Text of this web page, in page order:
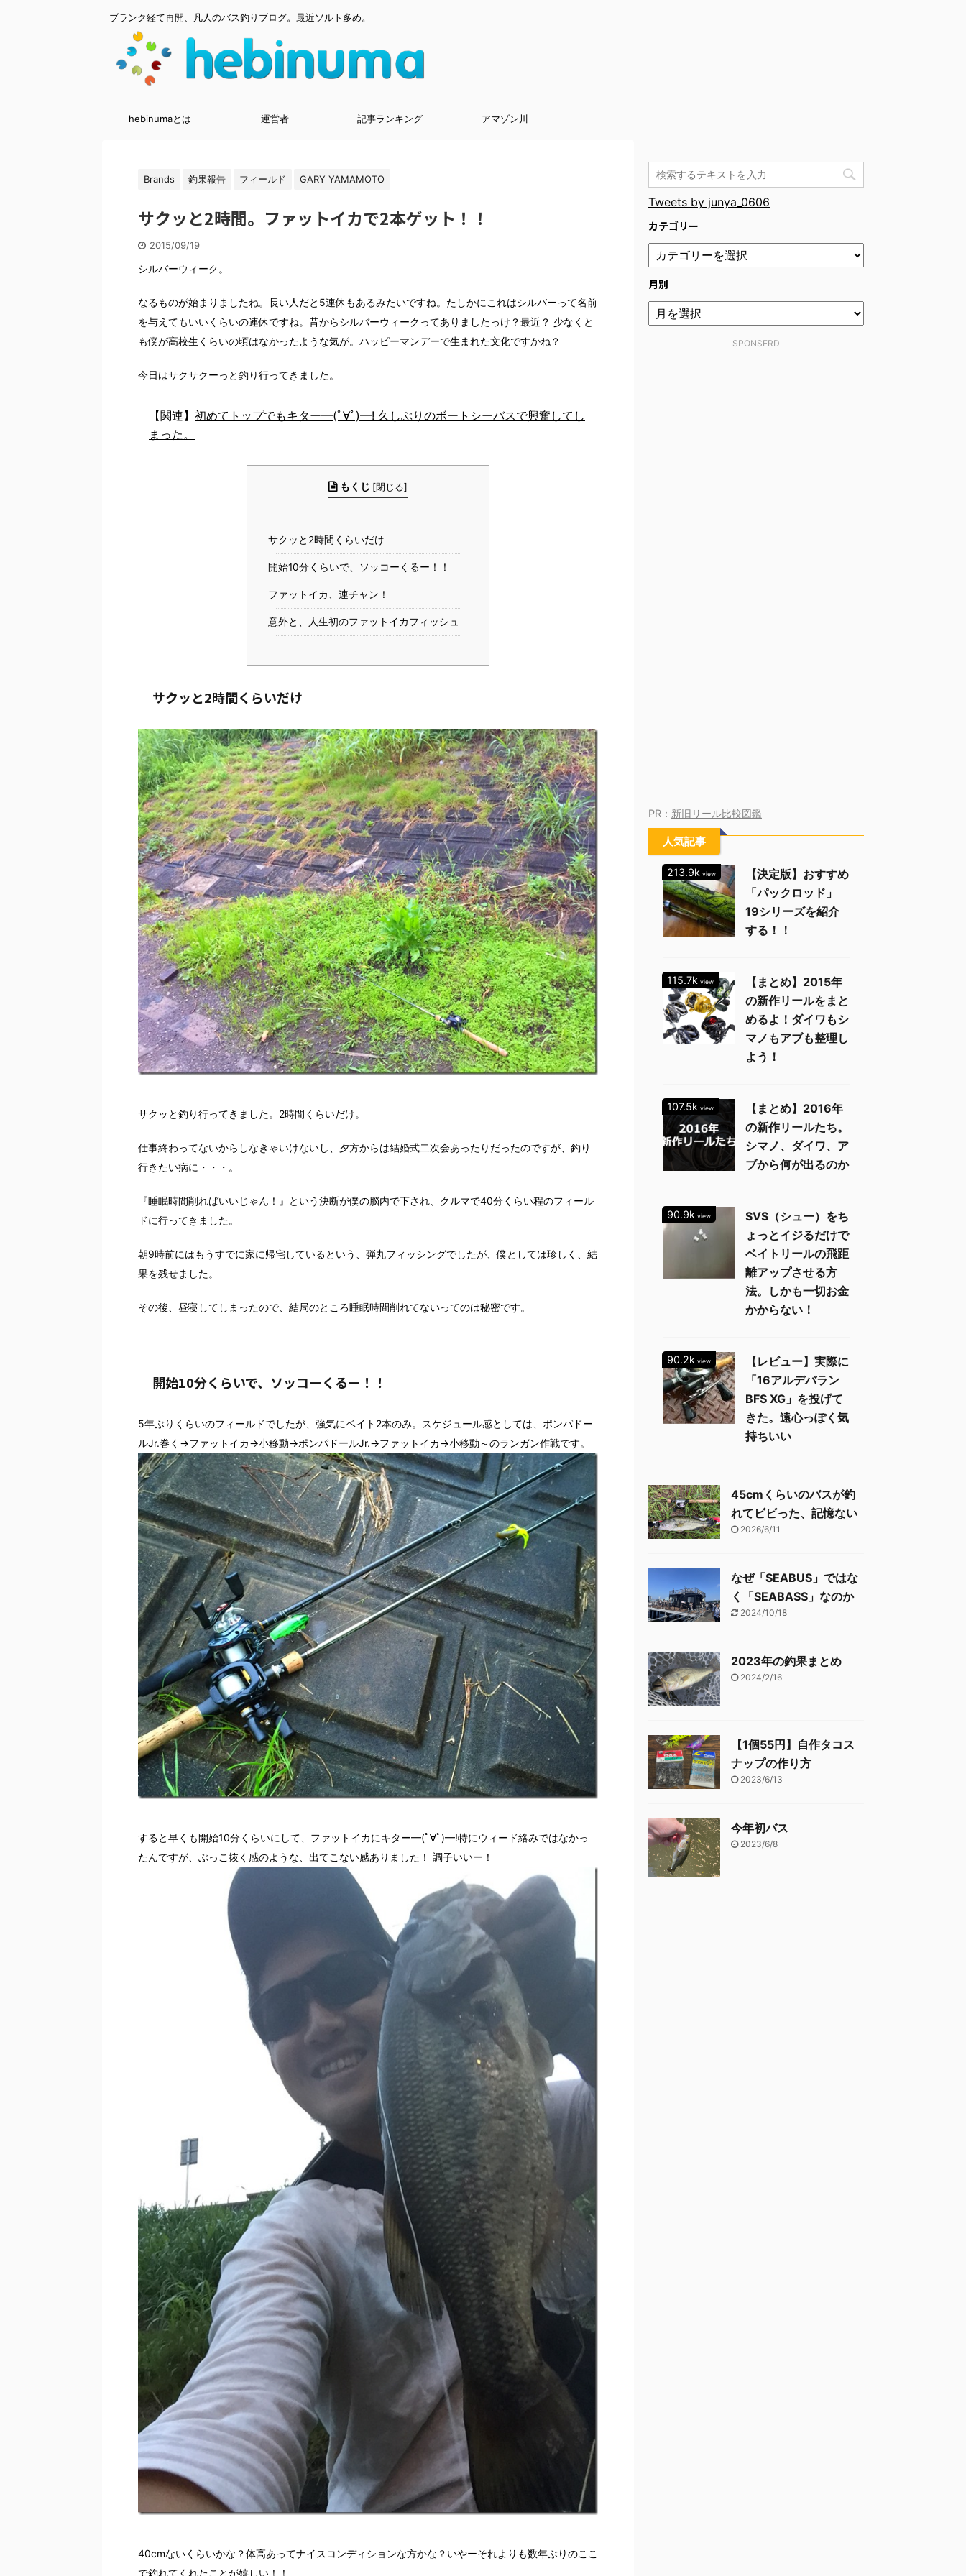
ブランク経て再開、凡人のバス釣りブログ。最近ソルト多め。
hebinumaとは 運営者 記事ランキング アマゾン川
Brands 釣果報告 フィールド GARY YAMAMOTO
サクッと2時間。ファットイカで2本ゲット！！
2015/09/19
シルバーウィーク。
なるものが始まりましたね。長い人だと5連休もあるみたいですね。たしかにこれはシルバーって名前
を与えてもいいくらいの連休ですね。昔からシルバーウィークってありましたっけ？最近？ 少なくと
も僕が高校生くらいの頃はなかったような気が。ハッピーマンデーで生まれた文化ですかね？
今日はサクサクーっと釣り行ってきました。
【関連】 初めてトップでもキター━(ﾟ∀ﾟ)━! 久しぶりのボートシーバスで興奮してし
まった。
もくじ [閉じる]
サクッと2時間くらいだけ
開始10分くらいで、ソッコーくるー！！
ファットイカ、連チャン！
意外と、人生初のファットイカフィッシュ
サクッと2時間くらいだけ
サクッと釣り行ってきました。2時間くらいだけ。
仕事終わってないからしなきゃいけないし、夕方からは結婚式二次会あったりだったのですが、釣り
行きたい病に・・・。
『睡眠時間削ればいいじゃん！』という決断が僕の脳内で下され、クルマで40分くらい程のフィール
ドに行ってきました。
朝9時前にはもうすでに家に帰宅しているという、弾丸フィッシングでしたが、僕としては珍しく、結
果を残せました。
その後、昼寝してしまったので、結局のところ睡眠時間削れてないってのは秘密です。
開始10分くらいで、ソッコーくるー！！
5年ぶりくらいのフィールドでしたが、強気にベイト2本のみ。スケジュール感としては、ポンパドー
ルJr.巻く→ファットイカ→小移動→ポンパドールJr.→ファットイカ→小移動～のランガン作戦です。
すると早くも開始10分くらいにして、ファットイカにキター━(ﾟ∀ﾟ)━!特にウィード絡みではなかっ
たんですが、ぶっこ抜く感のような、出てこない感ありました！ 調子いいー！
40cmないくらいかな？体高あってナイスコンディションな方かな？いやーそれよりも数年ぶりのここ
で釣れてくれたことが嬉しい！！
Tweets by junya_0606
カテゴリー
月別
SPONSERD
PR： 新旧リール比較図鑑
人気記事
213.9k view
【決定版】おすすめ
「パックロッド」
19シリーズを紹介
する！！
115.7k view
【まとめ】2015年
の新作リールをまと
めるよ！ダイワもシ
マノもアブも整理し
よう！
107.5k view
【まとめ】2016年
の新作リールたち。
シマノ、ダイワ、ア
ブから何が出るのか
90.9k view
SVS（シュー）をち
ょっとイジるだけで
ベイトリールの飛距
離アップさせる方
法。しかも一切お金
かからない！
90.2k view
【レビュー】実際に
「16アルデバラン
BFS XG」を投げて
きた。遠心っぽく気
持ちいい
45cmくらいのバスが釣
れてビビった、記憶ない
2026/6/11
なぜ「SEABUS」ではな
く「SEABASS」なのか
2024/10/18
2023年の釣果まとめ
2024/2/16
【1個55円】自作タコス
ナップの作り方
2023/6/13
今年初バス
2023/6/8